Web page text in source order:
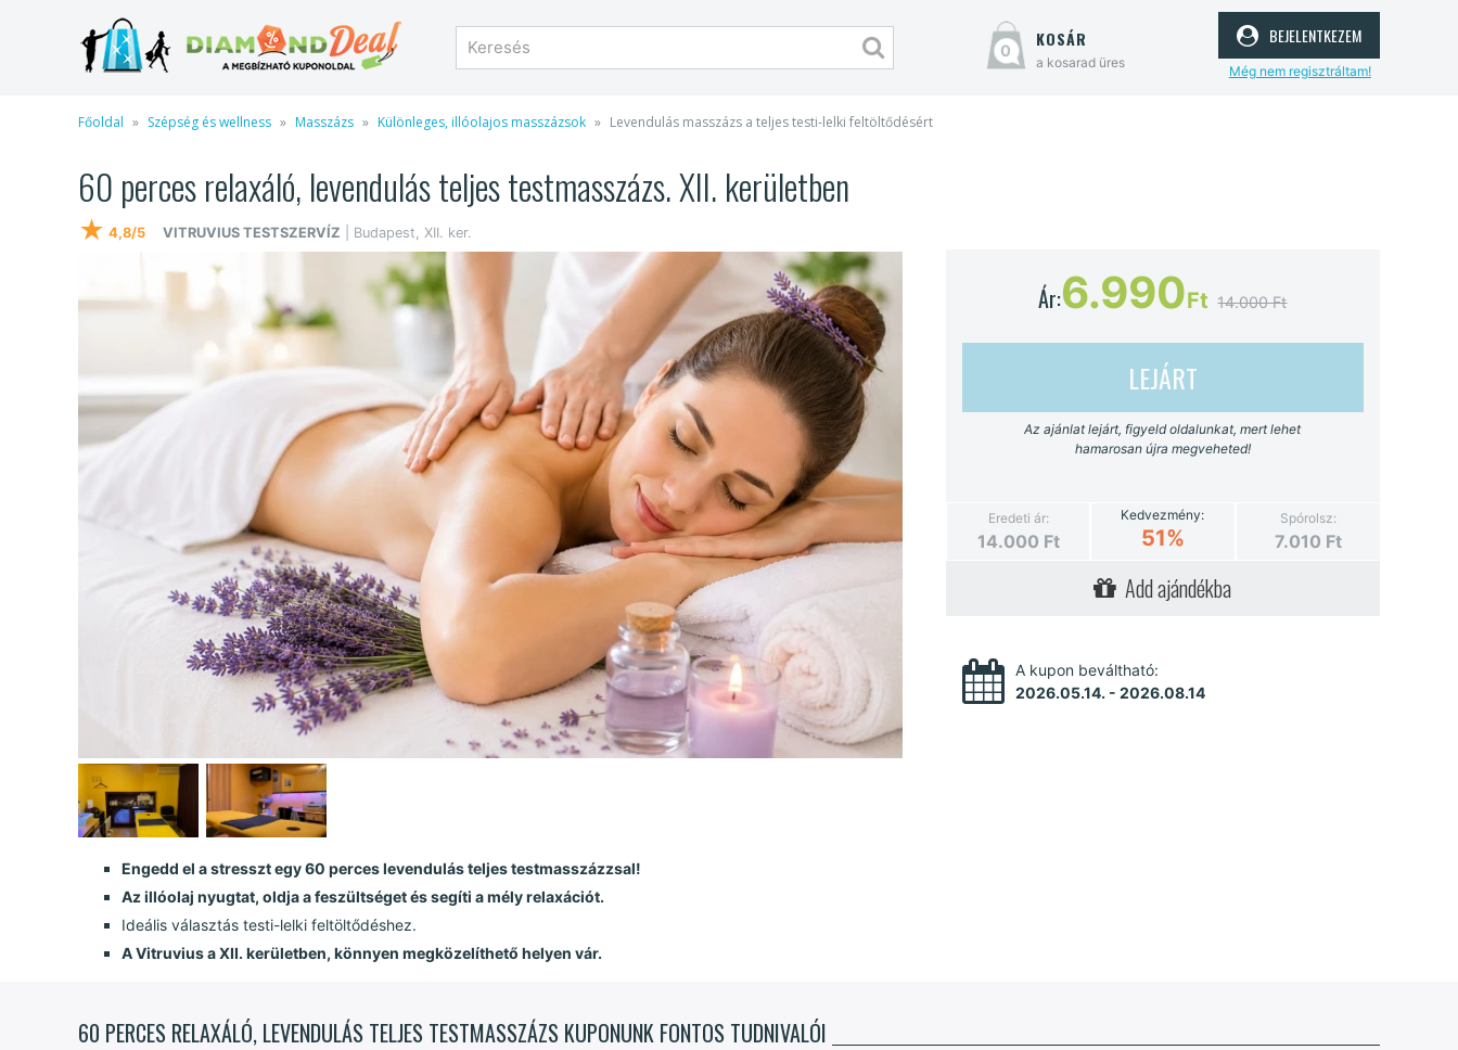
0 kosár
a kosarad üres
bejelentkezem
Még nem regisztráltam!
Főoldal Szépség és wellness Masszázs Különleges, illóolajos masszázsok Levendulás masszázs a teljes testi-lelki feltöltődésért
60 perces relaxáló, levendulás teljes testmasszázs. XII. kerületben
★ 4,8/5 VITRUVIUS TESTSZERVÍZ | Budapest, XII. ker.
Engedd el a stresszt egy 60 perces levendulás teljes testmasszázzsal!
Az illóolaj nyugtat, oldja a feszültséget és segíti a mély relaxációt.
Ideális választás testi-lelki feltöltődéshez.
A Vitruvius a XII. kerületben, könnyen megközelíthető helyen vár.
Ár:6.990Ft 14.000 Ft
LEJÁRT
Az ajánlat lejárt, figyeld oldalunkat, mert lehet
hamarosan újra megveheted!
Eredeti ár:
14.000 Ft
Kedvezmény:
51%
Spórolsz:
7.010 Ft
Add ajándékba
A kupon beváltható:
2026.05.14. - 2026.08.14
60 PERCES RELAXÁLÓ, LEVENDULÁS TELJES TESTMASSZÁZS KUPONUNK FONTOS TUDNIVALÓI